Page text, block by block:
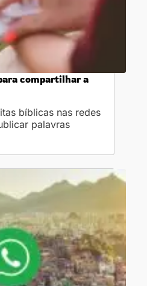
compartilhar a
bíblicas nas redes
palavras